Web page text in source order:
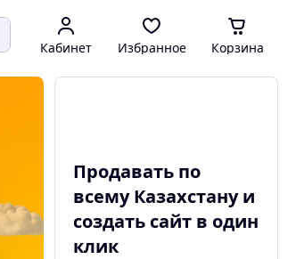
Кабинет Избранное Корзина
Продавать по
всему Казахстану и
создать сайтв один
клик